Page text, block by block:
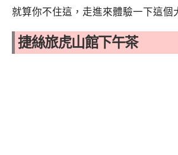
就算你不住這，走進來體驗一下這個
捷絲旅虎山館下午茶